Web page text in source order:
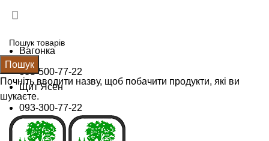
Вагонка
093-500-77-22
Щит Ясен
093-300-77-22
Пошук
Почніть вводити назву, щоб побачити продукти, які ви
шукаєте.